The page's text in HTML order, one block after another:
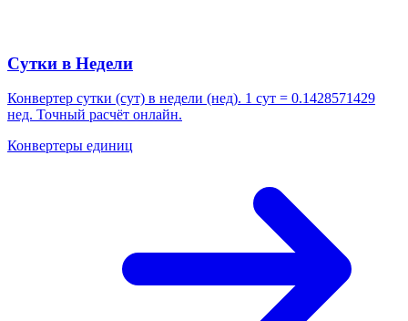
Сутки в Недели
Конвертер сутки (сут) в недели (нед). 1 сут = 0.1428571429
нед. Точный расчёт онлайн.
Конвертеры единиц